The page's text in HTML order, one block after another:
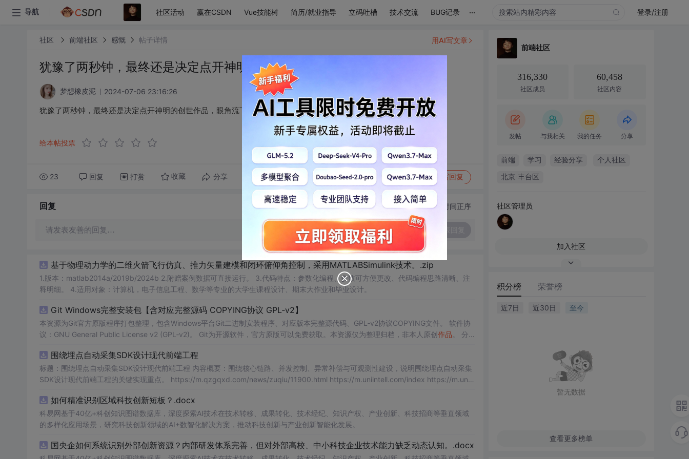
导航 社区活动 赢在CSDN Vue技能树 简历/就业指导 立码吐槽 技术交流 BUG记录 ... 登录/注册
社区 前端社区 感慨 帖子详情
犹豫了两秒钟，最终还是决定点开神明的创世作品，眼角流下感动的泪水
梦想橡皮泥 2024-07-06 23:16:26
犹豫了两秒钟，最终还是决定点开神明的创世作品，眼角流下感动的泪水
给本帖投票
23 回复 打赏 收藏 分享 转发到动态 举报 写回复
用AI写文章
回复 切换为时间正序
请发表友善的回复…
基于物理动力学的二维火箭飞行仿真、推力矢量建模和闭环俯仰角控制，采用MATLABSimulink技术。.zip
1.版本：matlab2014a/2019b/2024b 2.附赠案例数据可直接运行。 3.代码特点：参数化编程、参数可方便更改、代码编程思路清晰、注
释明细。 4.适用对象：计算机，电子信息工程、数学等专业的大学生课程设计、期末大作业和毕业设计。
Git Windows完整安装包【含对应完整源码 COPYING协议 GPL‑v2】
本资源为Git官方原版程序打包整理，包含Windows平台Git二进制安装程序、对应版本完整源代码、GPL‑v2协议COPYING文件。 软件协
议：GNU General Public License v2 (GPL‑v2)。 Git为开源软件，官方原版可以免费获取。本资源仅为整理归档，非本人原创作品
用于版本控制。 使用场景：本地Git环境部署。
围绕埋点自动采集SDK设计现代前端工程
标题：围绕埋点自动采集SDK设计现代前端工程 内容概要：围绕核心链路、并发控制、异常补偿与可观测性建设，说明围绕埋点自动采集
SDK设计现代前端工程的关键实现重点。 https://m.qzgqxd.com/news/zuqiu/11900.html https://m.uniintell.com/index https://m.uniin
如何精准识别区域科技创新短板？.docx
科易网基于40亿+科创知识图谱数据库，深度探索AI技术在技术转移、成果转化、技术经纪、知识产权、产业创新、科技招商等垂直领域
的多样化应用场景，研究科技创新领域的AI+数智化解决方案，推动科技创新与产业创新智能化发展。
国央企如何系统识别外部创新资源？内部研发体系完善，但对外部高校、中小科技企业技术能力缺乏动态认知。.docx
前端社区
316,330
社区成员
60,458
社区内容
发帖 与我相关 我的任务 分享
前端 学习 经验分享 个人社区
北京·丰台区
社区管理员
加入社区
积分榜 荣誉榜
近7日 近30日 至今
暂无数据
查看更多榜单